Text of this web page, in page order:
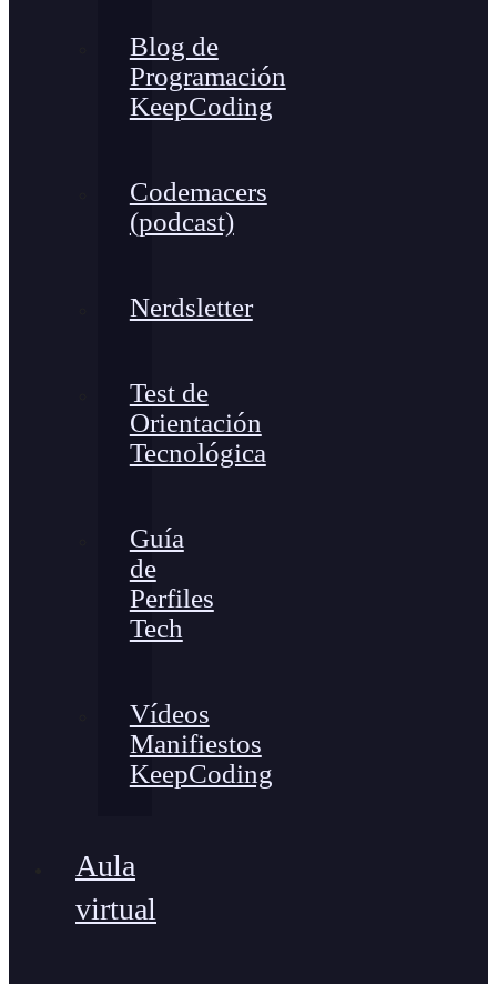
Blog de
Programación
KeepCoding
Codemacers
(podcast)
Nerdsletter
Test de
Orientación
Tecnológica
Guía
de
Perfiles
Tech
Vídeos
Manifiestos
KeepCoding
Aula
virtual